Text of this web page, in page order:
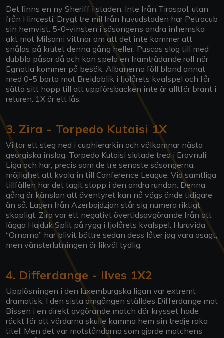
Det finns en ny Sheriff i staden. Inte från Tiraspol, utan
från Hincesti. Drygt tre mil från huvudstaden har Petrocub
sin hemvist. 5-0-vinsten i säsongens andra inhemska
akt mot Milsami vittnar om att det inte kommer att
snålas på krutet denna gång heller. Puscas slog till med
dubbla påsar då och kan spela en framträdande roll när
Egnatia kommer på besök. Albanerna föll bland annat
med 0-5 borta mot Breidablik i fjolårets kvalspel och får
sätta sitt hopp till att uppförsbacken inte är alltför brant i
returen. 1X är ett lås.
3. Zira - Torpedo Kutaisi 1X
Vi tar ett steg ned i cuphierarkin och välkomnar nästa
georgiska inslag. Torpedo Kutaisi slutade trea i Erovnuli
Liga och har, precis som de tre senaste säsongerna,
möjlighet att kvala in till Conference League. Vid samtliga
tillfällen har det tagit stopp i den andra rundan. Denna
gång är känslan att äventyret kan nå vägs ände tidigare
än så. Lagen från Azerbajdzjan står sig numera riktigt
skapligt. Zira var ett negativt övertidsavgörande från att
lägga Hajduk Split på rygg i fjolårets kvalspel. Huruvida
“Örnarna” har blivit bättre sedan dess låter jag vara osagt,
men vänsterlutningen är likväl tydlig.
4. Differdange - Ilves 1X2
Upplösningen i den luxemburgska ligan var extremt
dramatisk. I den sista omgången ställdes Differdange mot
Bissen i en direkt avgörande match där krysset hade
räckt för att värdarna skulle kamma hem sin tredje raka
titel. Men det var motståndarna som gjorde matchens